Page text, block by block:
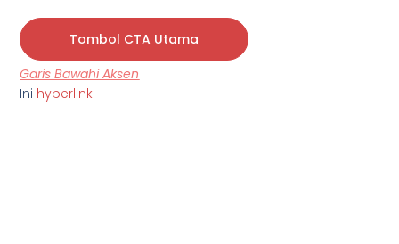
Tombol CTA Utama
Garis Bawahi Aksen
Ini hyperlink